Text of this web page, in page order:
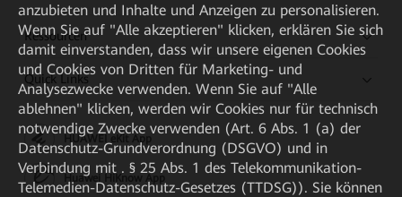
Ressourcen
Quick Links
HUAWEI eKit App
Huawei HiKnow App
anzubieten und Inhalte und Anzeigen zu personalisieren.
Wenn Sie auf "Alle akzeptieren" klicken, erklären Sie sich
damit einverstanden, dass wir unsere eigenen Cookies
und Cookies von Dritten für Marketing- und
Analysezwecke verwenden. Wenn Sie auf "Alle
ablehnen" klicken, werden wir Cookies nur für technisch
notwendige Zwecke verwenden (Art. 6 Abs. 1 (a) der
Datenschutz-Grundverordnung (DSGVO) und in
Verbindung mit . § 25 Abs. 1 des Telekommunikation-
Telemedien-Datenschutz-Gesetzes (TTDSG)). Sie können